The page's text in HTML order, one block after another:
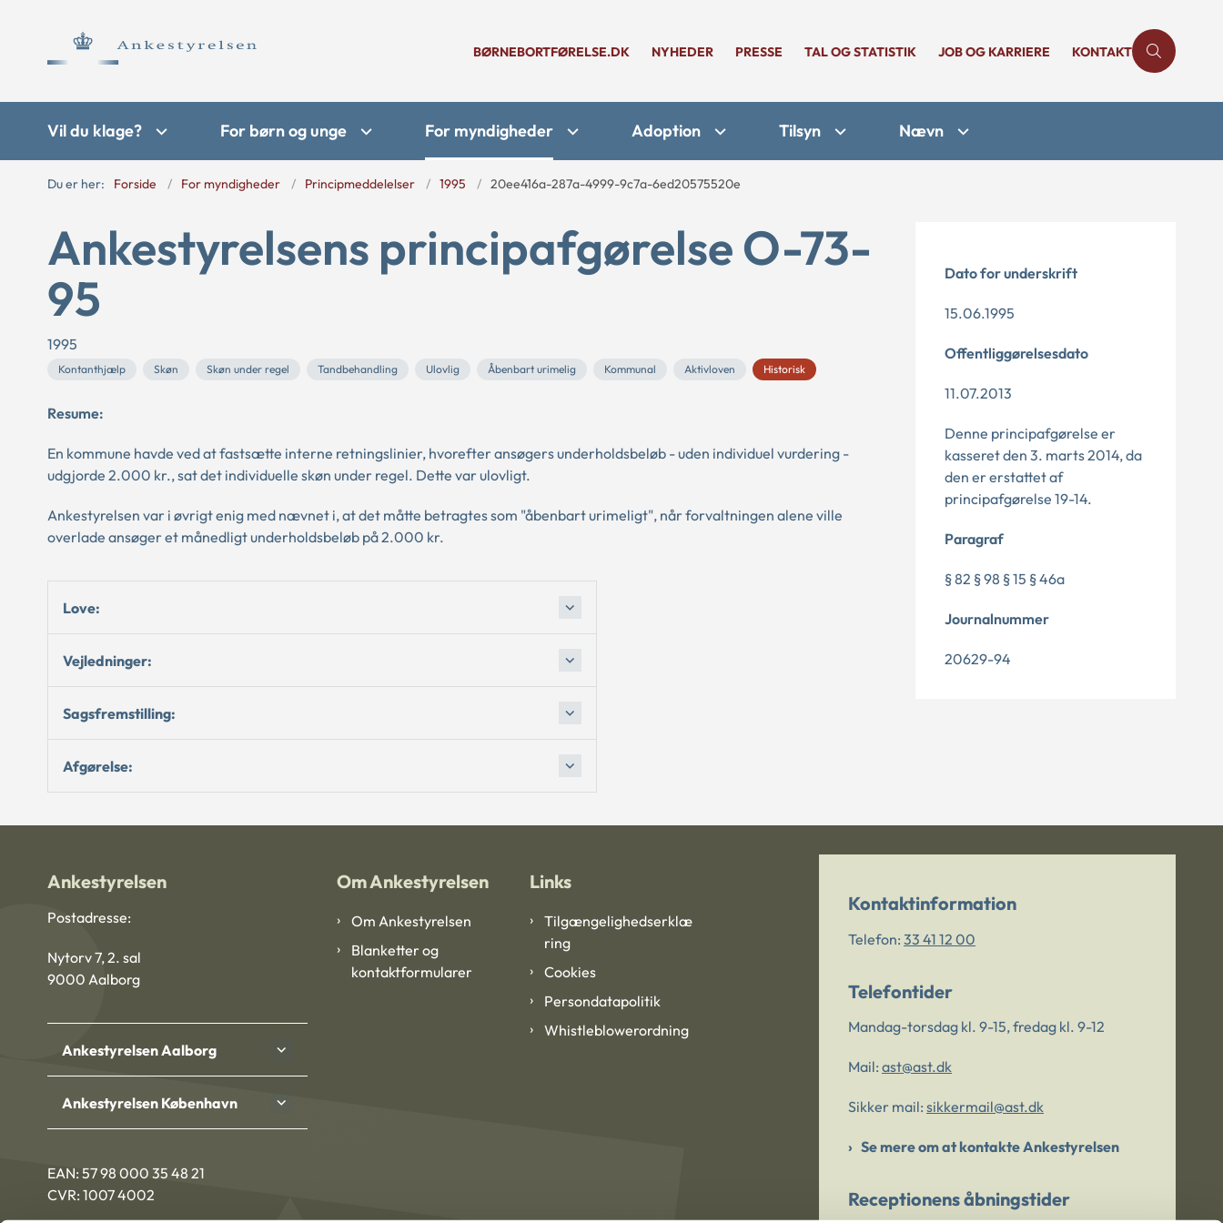
BØRNEBORTFØRELSE.DK NYHEDER PRESSE TAL OG STATISTIK JOB OG KARRIERE KONTAKT
Vil du klage? For børn og unge For myndigheder Adoption Tilsyn Nævn
Du er her: Forside For myndigheder Principmeddelelser 1995 20ee416a-287a-4999-9c7a-6ed20575520e
Ankestyrelsens principafgørelse O-73-
95
1995
Kontanthjælp Skøn Skøn under regel Tandbehandling Ulovlig Åbenbart urimelig Kommunal Aktivloven Historisk
Resume:
En kommune havde ved at fastsætte interne retningslinier, hvorefter ansøgers underholdsbeløb - uden individuel vurdering -
udgjorde 2.000 kr., sat det individuelle skøn under regel. Dette var ulovligt.
Ankestyrelsen var i øvrigt enig med nævnet i, at det måtte betragtes som "åbenbart urimeligt", når forvaltningen alene ville
overlade ansøger et månedligt underholdsbeløb på 2.000 kr.
Love:
Vejledninger:
Sagsfremstilling:
Afgørelse:
Dato for underskrift
15.06.1995
Offentliggørelsesdato
11.07.2013
Denne principafgørelse er
kasseret den 3. marts 2014, da
den er erstattet af
principafgørelse 19-14.
Paragraf
§ 82 § 98 § 15 § 46a
Journalnummer
20629-94
Ankestyrelsen
Postadresse:
Nytorv 7, 2. sal
9000 Aalborg
Ankestyrelsen Aalborg
Ankestyrelsen København
EAN: 57 98 000 35 48 21
CVR: 1007 4002
Om Ankestyrelsen
Om Ankestyrelsen
Blanketter og
kontaktformularer
Links
Tilgængelighedserklæ
ring
Cookies
Persondatapolitik
Whistleblowerordning
Kontaktinformation
Telefon: 33 41 12 00
Telefontider
Mandag-torsdag kl. 9-15, fredag kl. 9-12
Mail: ast@ast.dk
Sikker mail: sikkermail@ast.dk
Se mere om at kontakte Ankestyrelsen
Receptionens åbningstider